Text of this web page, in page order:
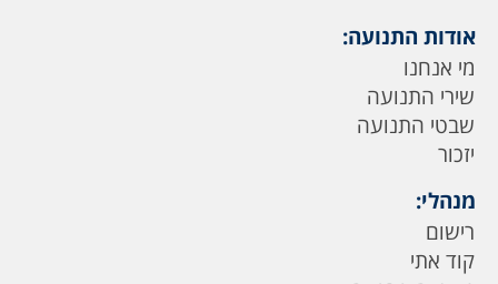
אודות התנועה:
מי אנחנו
שירי התנועה
שבטי התנועה
יזכור
מנהלי:
רישום
קוד אתי